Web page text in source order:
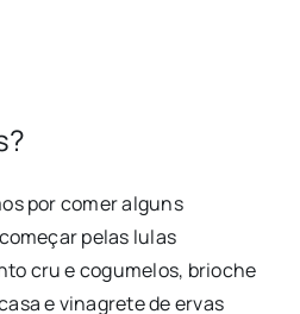
por comer alguns
pelas lulas
cru e cogumelos, brioche
e vinagrete de ervas